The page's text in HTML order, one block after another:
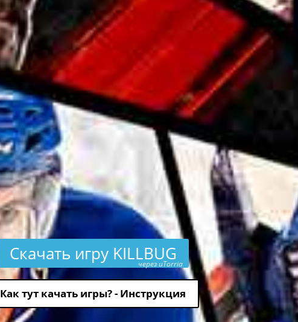
Скачать игру KILLBUG
через uTorria
Как тут качать игры? - Инструкция